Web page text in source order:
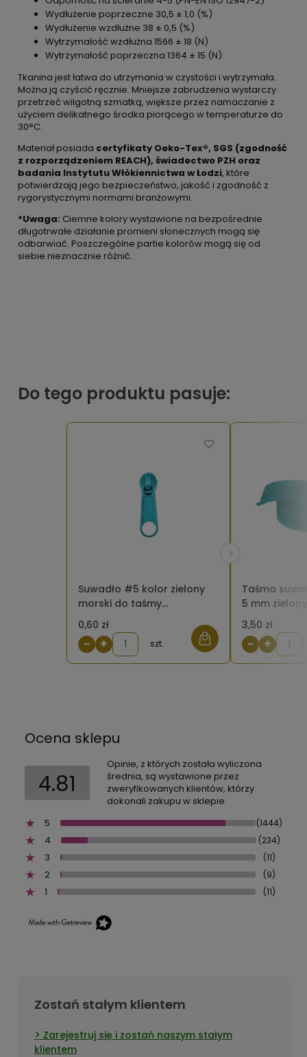
Wydłużenie poprzeczne 30,5 ± 1,0 (%)
Wydłużenie wzdłużne 38 ± 0,5 (%)
Wytrzymałość wzdłużna 1566 ± 18 (N)
Wytrzymałość poprzeczna 1364 ± 15 (N)
Tkanina jest łatwa do utrzymania w czystości i wytrzymała.
Można ją czyścić ręcznie. Mniejsze zabrudzenia wystarczy
przetrzeć wilgotną szmatką, większe przez namaczanie z
użyciem delikatnego środka piorącego w temperaturze do
30°C.
Materiał posiada certyfikaty Oeko-Tex®, SGS (zgodność
z rozporządzeniem REACH), świadectwo PZH oraz
badania Instytutu Włókiennictwa w Łodzi, które
potwierdzają jego bezpieczeństwo, jakość i zgodność z
rygorystycznymi normami branżowymi.
*Uwaga: Ciemne kolory wystawione na bezpośrednie
długotrwałe działanie promieni słonecznych mogą się
odbarwiać. Poszczególne partie kolorów mogą się od
siebie nieznacznie różnić.
Do tego produktu pasuje:
Suwadło #5 kolor zielony
morski do taśmy
suwakowej 906
0,60 zł
− + szt.
Taśma
5 mm
3,50 zł
− +
Ocena sklepu
4.81
Opinie, z których została wyliczona
średnia, są wystawione przez
zweryfikowanych klientów, którzy
dokonali zakupu w sklepie.
5
(1444)
4 (234)
3 (11)
2 (9)
1 (11)
Zostań stałym klientem
Zarejestruj się i zostań naszym stałym
klientem